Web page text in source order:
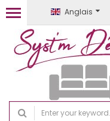
Anglais